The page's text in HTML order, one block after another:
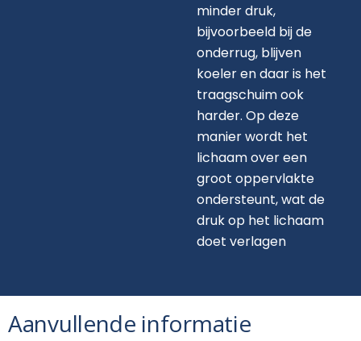
minder druk,
bijvoorbeeld bij de
onderrug, blijven
koeler en daar is het
traagschuim ook
harder. Op deze
manier wordt het
lichaam over een
groot oppervlakte
ondersteunt, wat de
druk op het lichaam
doet verlagen
Aanvullende informatie